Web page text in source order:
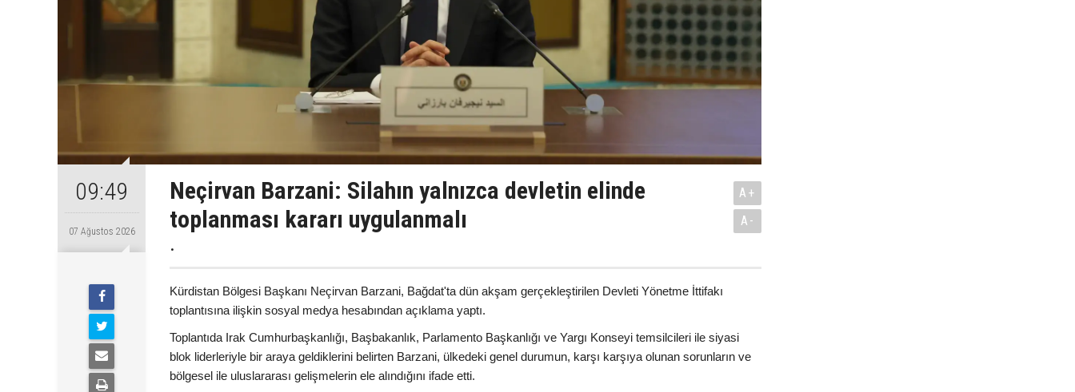
09:49
07 Ağustos 2026
Neçirvan Barzani: Silahın yalnızca devletin elinde
toplanması kararı uygulanmalı
.
A+
A-
Kürdistan Bölgesi Başkanı Neçirvan Barzani, Bağdat'ta dün akşam gerçekleştirilen Devleti Yönetme İttifakı
toplantısına ilişkin sosyal medya hesabından açıklama yaptı.
Toplantıda Irak Cumhurbaşkanlığı, Başbakanlık, Parlamento Başkanlığı ve Yargı Konseyi temsilcileri ile siyasi
blok liderleriyle bir araya geldiklerini belirten Barzani, ülkedeki genel durumun, karşı karşıya olunan sorunların ve
bölgesel ile uluslararası gelişmelerin ele alındığını ifade etti.